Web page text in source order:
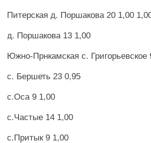
Питерская д. Поршакова 20 1,00
д. Поршакова 13 1,00
Южно-Прнкамская с. Григорьевское
с. Бершеть 23 0,95
с.Оса 9 1,00
с.Частые 14 1,00
с.Притык 9 1,00